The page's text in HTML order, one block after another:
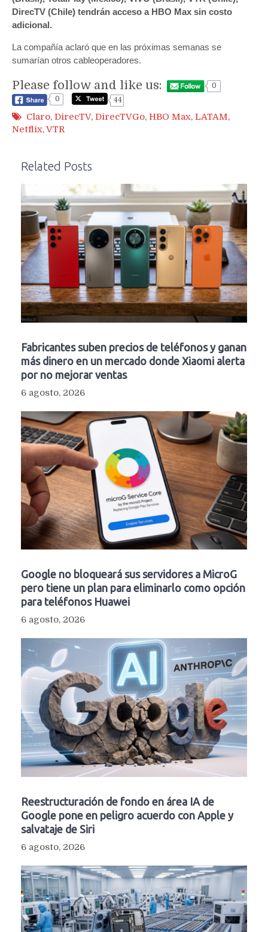
DirecTV (Chile) tendrán acceso a HBO Max sin costo
adicional.
La compañía aclaró que en las próximas semanas se
sumarían otros cableoperadores.
Please follow and like us:
0
0
44
Claro, DirecTV, DirecTVGo, HBO Max, LATAM,
Netflix,VTR
Related Posts
Fabricantes suben precios de teléfonos y ganan
más dinero en un mercado donde Xiaomi alerta
por no mejorar ventas
6 agosto, 2026
Google no bloqueará sus servidores a MicroG
pero tiene un plan para eliminarlo como opción
para teléfonos Huawei
6 agosto, 2026
Reestructuración de fondo en área IA de
Google pone en peligro acuerdo con Apple y
salvataje de Siri
6 agosto, 2026